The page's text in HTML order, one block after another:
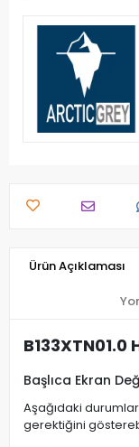
Ürün Açıklaması
Başlıca Ekran
Aşağıdaki durumlar
gerektiğini